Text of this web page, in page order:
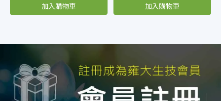
加入購物車 加入購物車